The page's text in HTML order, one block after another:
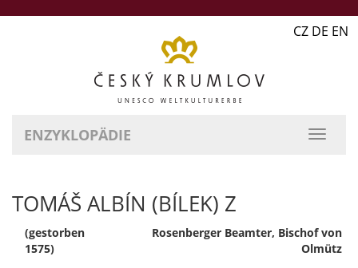
CZ DE EN
ENZYKLOPÄDIE
TOMÁŠ ALBÍN (BÍLEK) Z
(gestorben
1575)
Rosenberger Beamter, Bischof von
Olmütz